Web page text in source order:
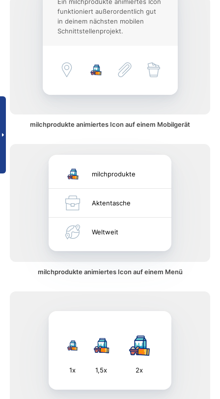
funktioniert außerordentlich gut
in deinem nächsten mobilen
Schnittstellenprojekt.
milchprodukte animiertes Icon auf einem Mobilgerät
milchprodukte
Aktentasche
Weltweit
milchprodukte animiertes Icon auf einem Menü
1x 1,5x 2x